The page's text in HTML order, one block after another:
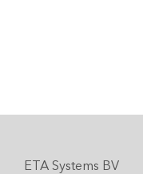
ETA Systems BV